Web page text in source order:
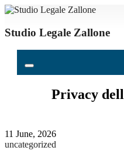
Studio Legale Zallone
Privacy
11 June, 2026
uncategorized